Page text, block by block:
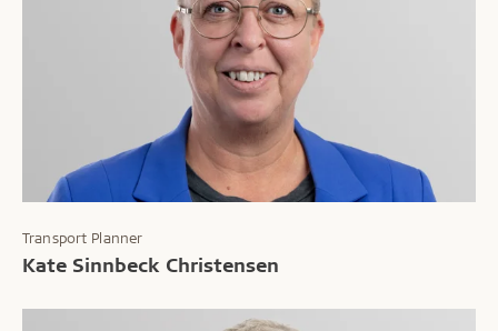
Transport Planner
Kate Sinnbeck Christensen